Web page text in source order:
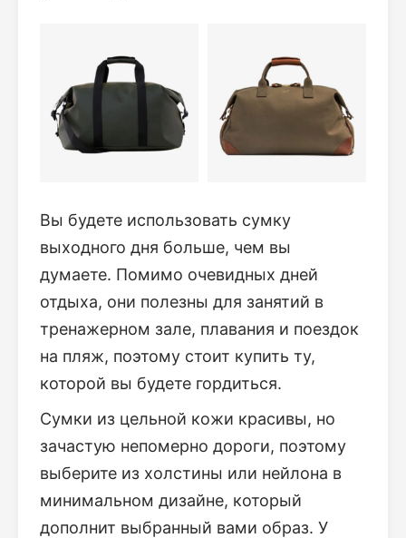
Вы будете использовать сумку
выходного дня больше, чем вы
думаете. Помимо очевидных дней
отдыха, они полезны для занятий в
тренажерном зале, плавания и поездок
на пляж, поэтому стоит купить ту,
которой вы будете гордиться.
Сумки из цельной кожи красивы, но
зачастую непомерно дороги, поэтому
выберите из холстины или нейлона в
минимальном дизайне, который
дополнит выбранный вами образ. У